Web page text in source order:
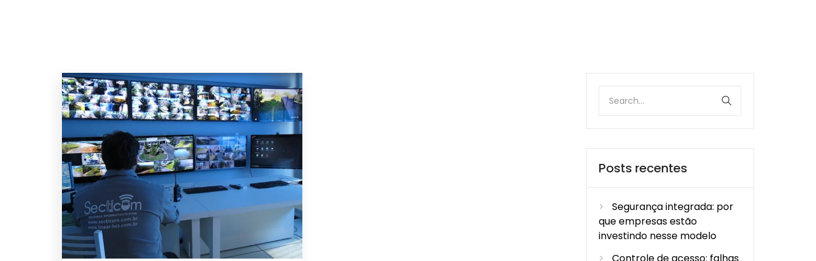
Posts recentes
Segurança integrada: por
que empresas estão
investindo nesse modelo